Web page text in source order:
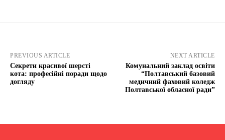
PREVIOUS ARTICLE
Секрети красивої шерсті
кота: професійні поради щодо
догляду
NEXT ARTICLE
Комунальний заклад освіти
“Полтавський базовий
медичний фаховий коледж
Полтавської обласної ради”